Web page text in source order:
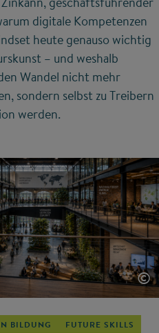
digitale Kompetenzen
heute genauso wichtig
– und weshalb
Wandel nicht mehr
sondern selbst zu Treibern
werden.
©
BILDUNG FUTURE SKILLS